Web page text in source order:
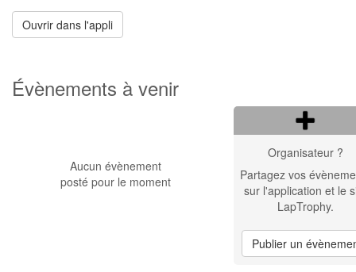
Ouvrir dans l'appli
Évènements à venir
Aucun évènement
posté pour le moment
Organisateur ?
Partagez vos
sur l'application et le
LapTrophy.
Publier un